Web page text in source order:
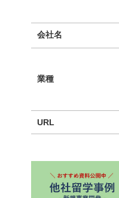
会社名
業種
URL